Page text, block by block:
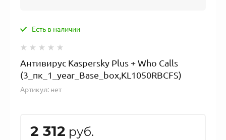
Есть в наличии
Антивирус Kaspersky Plus + Who Calls
(3_пк_1_year_Base_box,KL1050RBCFS)
Артикул: нет
2 312 руб.